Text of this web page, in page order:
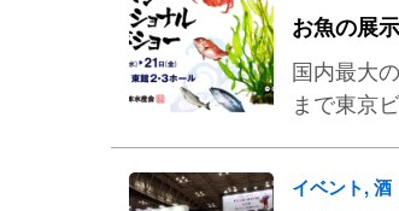
お魚の展
国内最大
まで東京
イベント,酒